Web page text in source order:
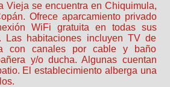
Vieja se encuentra en Chiquimula,
Ofrece aparcamiento privado
WiFi gratuita en todas sus
Las habitaciones incluyen TV de
con canales por cable y baño
y/o ducha. Algunas cuentan
El establecimiento alberga una